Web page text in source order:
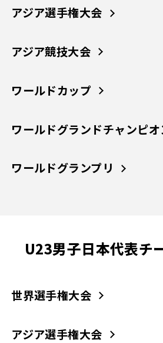
アジア選手権大会
アジア競技大会
ワールドカップ
ワールドグランドチャンピ
ワールドグランプリ
U23男子日本代表チ
世界選手権大会
アジア選手権大会